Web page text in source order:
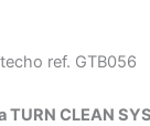
ref. GTB056
CLEAN